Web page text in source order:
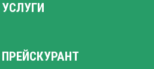
УСЛУГИ
ПРЕЙСКУРАНТ